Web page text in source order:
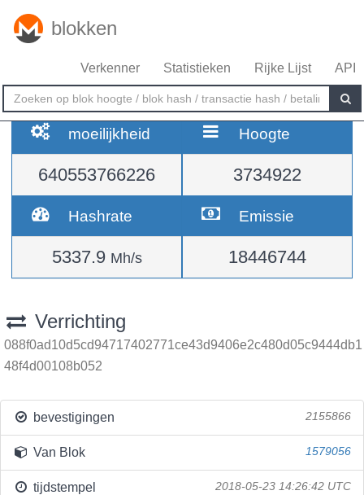
blokken
Verkenner Statistieken Rijke Lijst API
moeilijkheid
640553766226
Hoogte
3734922
Hashrate
5337.9 Mh/s
Emissie
18446744
Verrichting
088f0ad10d5cd94717402771ce43d9406e2c480d05c9444db1
48f4d00108b052
bevestigingen 2155866
Van Blok 1579056
tijdstempel 2018-05-23 14:26:42 UTC